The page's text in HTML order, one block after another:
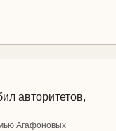
авторитетов,
Агафоновых